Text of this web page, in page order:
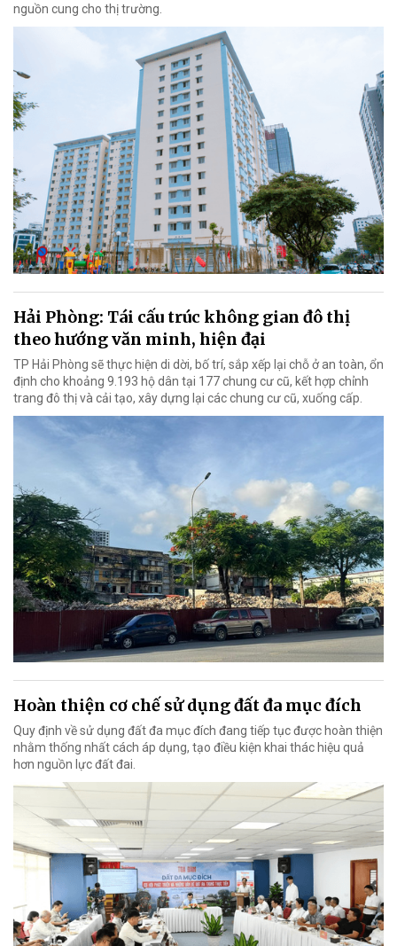
nguồn cung cho thị trường.
Hải Phòng: Tái cấu trúc không gian đô thị
theo hướng văn minh, hiện đại
TP Hải Phòng sẽ thực hiện di dời, bố trí, sắp xếp lại chỗ ở an toàn, ổn
định cho khoảng 9.193 hộ dân tại 177 chung cư cũ, kết hợp chỉnh
trang đô thị và cải tạo, xây dựng lại các chung cư cũ, xuống cấp.
Hoàn thiện cơ chế sử dụng đất đa mục đích
Quy định về sử dụng đất đa mục đích đang tiếp tục được hoàn thiện
nhằm thống nhất cách áp dụng, tạo điều kiện khai thác hiệu quả
hơn nguồn lực đất đai.